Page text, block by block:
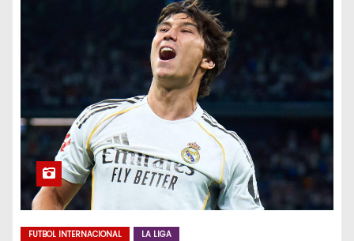
FUTBOL INTERNACIONAL LA LIGA